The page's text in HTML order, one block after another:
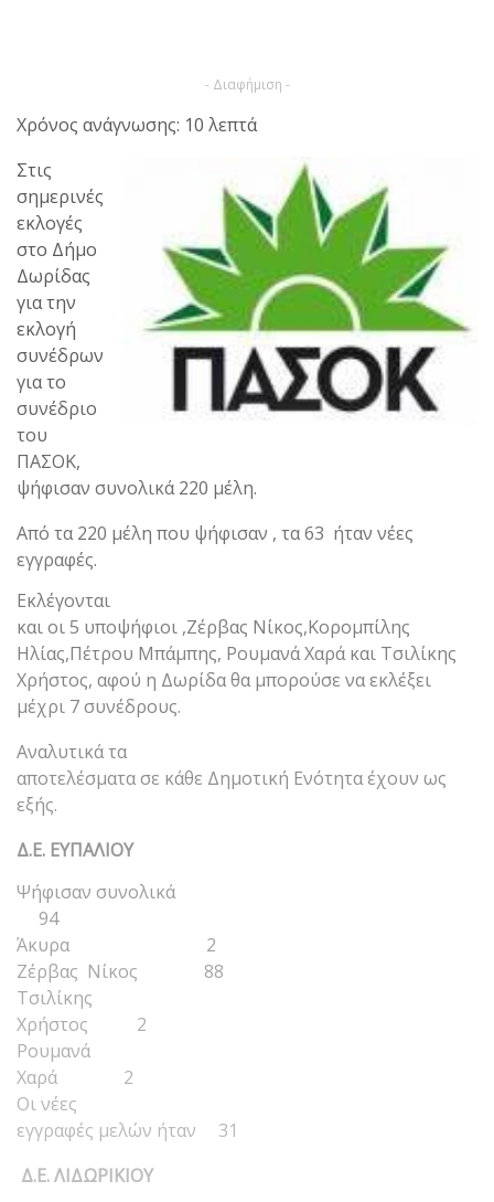
- Διαφήμιση -
Χρόνος ανάγνωσης: 10 λεπτά
Στις
σημερινές
εκλογές
στο Δήμο
Δωρίδας
για την
εκλογή
συνέδρων
για το
συνέδριο
του
ΠΑΣΟΚ,
ψήφισαν συνολικά 220 μέλη.
Από τα 220 μέλη που ψήφισαν , τα 63 ήταν νέες
εγγραφές.
Εκλέγονται
και οι 5 υποψήφιοι ,Ζέρβας Νίκος,Κορομπίλης
Ηλίας,Πέτρου Μπάμπης, Ρουμανά Χαρά και Τσιλίκης
Χρήστος, αφού η Δωρίδα θα μπορούσε να εκλέξει
μέχρι 7 συνέδρους.
Αναλυτικά τα
αποτελέσματα σε κάθε Δημοτική Ενότητα έχουν ως
εξής.
Δ.Ε. ΕΥΠΑΛΙΟΥ
Ψήφισαν συνολικά
94
Άκυρα 2
Ζέρβας Νίκος 88
Τσιλίκης
Χρήστος 2
Ρουμανά
Χαρά 2
Οι νέες
εγγραφές μελών ήταν 31
Δ.Ε. ΛΙΔΩΡΙΚΙΟΥ